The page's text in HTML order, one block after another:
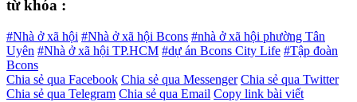
từ khóa :
#Nhà ở xã hội #Nhà ở xã hội Bcons #nhà ở xã hội phường Tân
Uyên #Nhà ở xã hội TP.HCM #dự án Bcons City Life #Tập đoàn
Bcons
Chia sẻ qua Facebook Chia sẻ qua Messenger Chia sẻ qua Twitter
Chia sẻ qua Telegram Chia sẻ qua Email Copy link bài viết